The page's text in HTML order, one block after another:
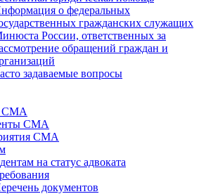
о федеральных
гражданских служащих
России, ответственных за
обращений граждан и
задаваемые вопросы
СМА
СМА
СМА
на статус адвоката
документов